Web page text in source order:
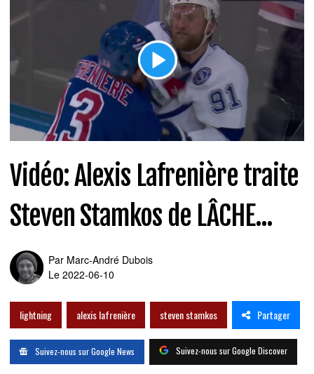
Vidéo: Alexis Lafrenière traite
Steven Stamkos de LÂCHE...
Par Marc-André Dubois
Le 2022-06-10
lightning alexis lafrenière steven stamkos Partager
Suivez-nous sur Google News Suivez-nous sur Google Discover